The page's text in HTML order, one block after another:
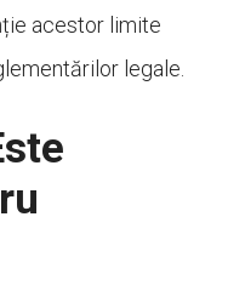
acestor limite
legale.